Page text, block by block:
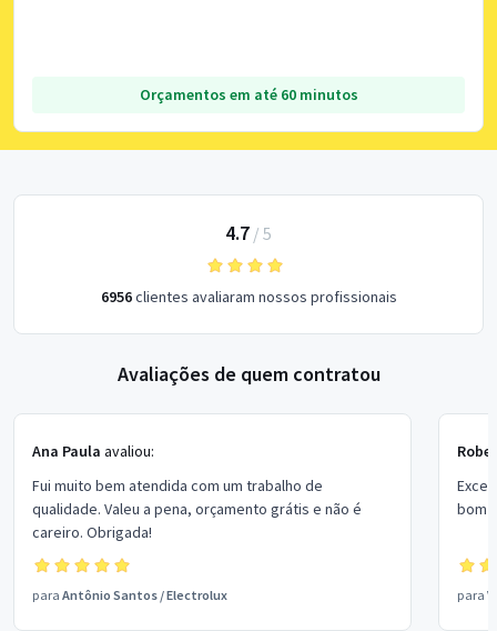
Orçamentos em até 60 minutos
4.7 / 5
6956clientes avaliaram nossos profissionais
Avaliações de quem contratou
Ana Paula avaliou:
Fui muito bem atendida com um trabalho de
qualidade. Valeu a pena, orçamento grátis e não é
careiro. Obrigada!
para Antônio Santos /Electrolux
bom
para